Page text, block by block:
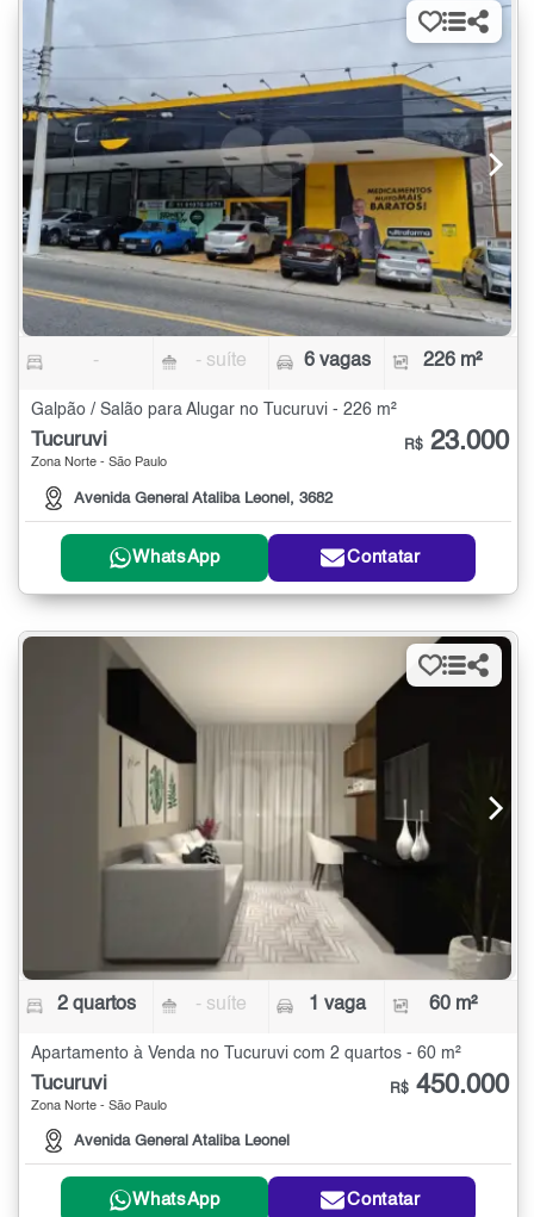
- - suíte 6 vagas 226 m²
Galpão / Salão para Alugar no Tucuruvi - 226 m²
Tucuruvi
Zona Norte - São Paulo
Avenida General Ataliba Leonel, 3682
R$ 23.000
WhatsApp Contatar
2 quartos - suíte 1 vaga 60 m²
Apartamento à Venda no Tucuruvi com 2 quartos - 60 m²
Tucuruvi
Zona Norte - São Paulo
Avenida General Ataliba Leonel
R$ 450.000
WhatsApp Contatar